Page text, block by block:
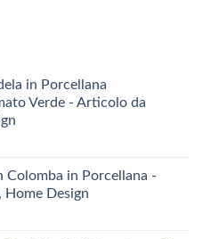
in Porcellana
Verde - Articolo da
Colomba in Porcellana -
Home Design